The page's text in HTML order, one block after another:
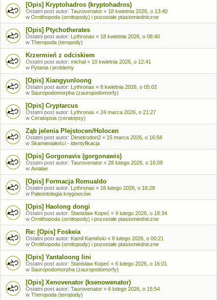
[Opis] Kryptohadros (kryptohadros)
Ostatni post autor: Taurovenator « 18 kwietnia 2026, o 13:40
w Ornithopoda (ornitopody) i pozostałe ptasiomiedniczne
[Opis] Ptychotherates
Ostatni post autor: Lythronax « 18 kwietnia 2026, o 08:40
w Theropoda (teropody)
Krzermień z odciskiem
Ostatni post autor: michal « 10 kwietnia 2026, o 12:41
w Pytania i problemy
[Opis] Xiangyunloong
Ostatni post autor: Lythronax « 8 kwietnia 2026, o 05:02
w Sauropodomorpha (zauropodomorfy)
[Opis] Cryptarcus
Ostatni post autor: Lythronax « 24 marca 2026, o 21:27
w Ceratopsia (ceratopsy)
Ząb jelenia Plejstocen/Holocen
Ostatni post autor: Dimetrodon2 « 15 marca 2026, o 16:58
w Skamieniałości - identyfikacja
[Opis] Gorgonavis (gorgonawis)
Ostatni post autor: Taurovenator « 28 lutego 2026, o 16:09
w Avialae
[Opis] Formacja Romualdo
Ostatni post autor: Lythronax « 16 lutego 2026, o 16:28
w Paleontologia kręgowców
[Opis] Haolong dongi
Ostatni post autor: Stanisław Kopeć « 9 lutego 2026, o 18:34
w Ornithopoda (ornitopody) i pozostałe ptasiomiedniczne
Re: [Opis] Foskeia
Ostatni post autor: Kamil Kamiński « 8 lutego 2026, o 00:21
w Ornithopoda (ornitopody) i pozostałe ptasiomiedniczne
[Opis] Yantaloong lini
Ostatni post autor: Stanisław Kopeć « 6 lutego 2026, o 16:01
w Sauropodomorpha (zauropodomorfy)
[Opis] Xenovenator (ksenowenator)
Ostatni post autor: Taurovenator « 6 lutego 2026, o 15:54
w Theropoda (teropody)